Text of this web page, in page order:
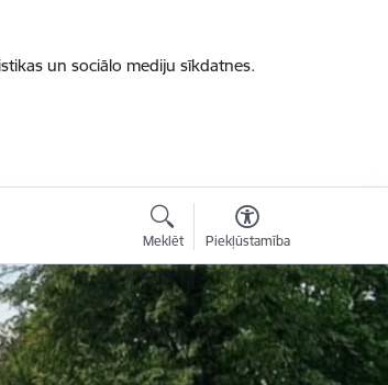
un sociālo mediju sīkdatnes.
Meklēt Piekļūstamība